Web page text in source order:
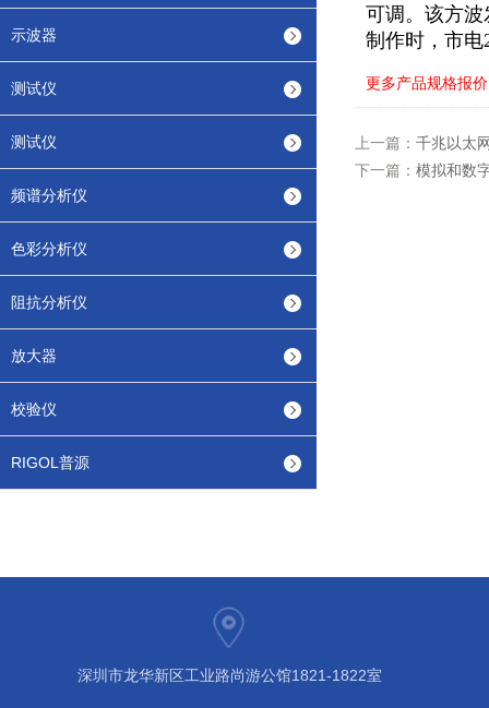
示波器
测试仪
测试仪
频谱分析仪
色彩分析仪
阻抗分析仪
放大器
校验仪
RIGOL普源
可调。该方
制作时，市电
更多产品规格报
上一篇： 千兆以太
下一篇： 模拟和数
深圳市龙华新区工业路尚游公馆1821-1822室